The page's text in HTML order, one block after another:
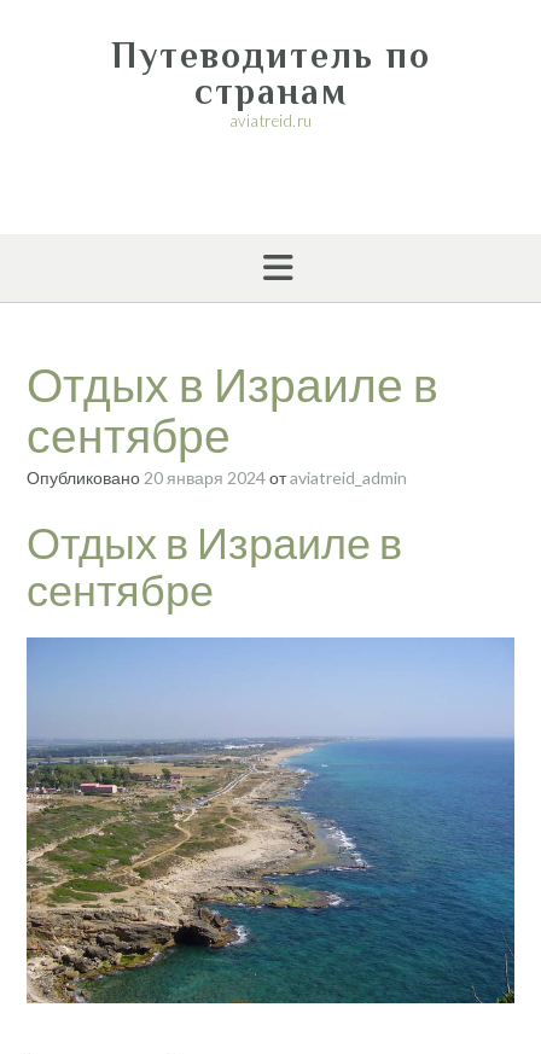
Путеводитель по
странам
aviatreid.ru
Отдых в Израиле в
сентябре
Опубликовано 20 января 2024отaviatreid_admin
Отдых в Израиле в
сентябре